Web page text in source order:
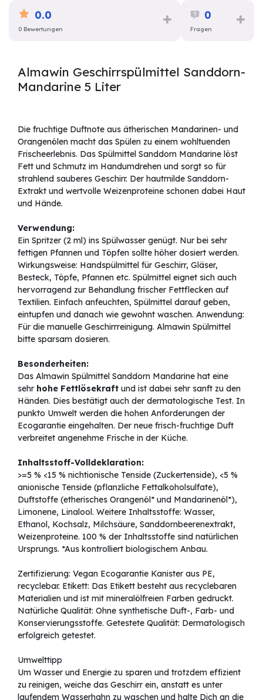
0.0
0 Bewertungen
0
Fragen
Almawin Geschirrspülmittel Sanddorn-
Mandarine 5 Liter
Die fruchtige Duftnote aus ätherischen Mandarinen- und
Orangenölen macht das Spülen zu einem wohltuenden
Frischeerlebnis. Das Spülmittel Sanddorn Mandarine löst
Fett und Schmutz im Handumdrehen und sorgt so für
strahlend sauberes Geschirr. Der hautmilde Sanddorn-
Extrakt und wertvolle Weizenproteine schonen dabei Haut
und Hände.
Verwendung:
Ein Spritzer (2 ml) ins Spülwasser genügt. Nur bei sehr
fettigen Pfannen und Töpfen sollte höher dosiert werden.
Wirkungsweise: Handspülmittel für Geschirr, Gläser,
Besteck, Töpfe, Pfannen etc. Spülmittel eignet sich auch
hervorragend zur Behandlung frischer Fettflecken auf
Textilien. Einfach anfeuchten, Spülmittel darauf geben,
eintupfen und danach wie gewohnt waschen. Anwendung:
Für die manuelle Geschirrreinigung. Almawin Spülmittel
bitte sparsam dosieren.
Besonderheiten:
Das Almawin Spülmittel Sanddorn Mandarine hat eine
sehr hohe Fettlösekraft und ist dabei sehr sanft zu den
Händen. Dies bestätigt auch der dermatologische Test. In
punkto Umwelt werden die hohen Anforderungen der
Ecogarantie eingehalten. Der neue frisch-fruchtige Duft
verbreitet angenehme Frische in der Küche.
Inhaltsstoff-Volldeklaration:
>=5 % <15 % nichtionische Tenside (Zuckertenside), <5 %
anionische Tenside (pflanzliche Fettalkoholsulfate),
Duftstoffe (etherisches Orangenöl* und Mandarinenöl*),
Limonene, Linalool. Weitere Inhaltsstoffe: Wasser,
Ethanol, Kochsalz, Milchsäure, Sanddornbeerenextrakt,
Weizenproteine. 100 % der Inhaltsstoffe sind natürlichen
Ursprungs. *Aus kontrolliert biologischem Anbau.
Zertifizierung: Vegan Ecogarantie Kanister aus PE,
recyclebar. Etikett: Das Etikett besteht aus recyclebaren
Materialien und ist mit mineralölfreien Farben gedruckt.
Natürliche Qualität: Ohne synthetische Duft-, Farb- und
Konservierungsstoffe. Getestete Qualität: Dermatologisch
erfolgreich getestet.
Umwelttipp
Um Wasser und Energie zu sparen und trotzdem effizient
zu reinigen, weiche das Geschirr ein, anstatt es unter
laufendem Wasserhahn zu waschen und halte Dich an die